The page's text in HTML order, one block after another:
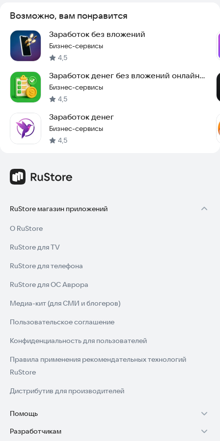
Возможно, вам понравится
Заработок без вложений
Бизнес-сервисы
4,5
Заработок денег без вложений онлайн
Money App
Бизнес-сервисы
4,5
Заработок денег
Бизнес-сервисы
4,5
RuStore магазин приложений
О RuStore
RuStore для TV
RuStore для телефона
RuStore для ОС Аврора
Медиа-кит (для СМИ и блогеров)
Пользовательское соглашение
Конфиденциальность для пользователей
Правила применения рекомендательных технологий
RuStore
Дистрибутив для производителей
Помощь
Установка RuStore на TV
Разработчикам